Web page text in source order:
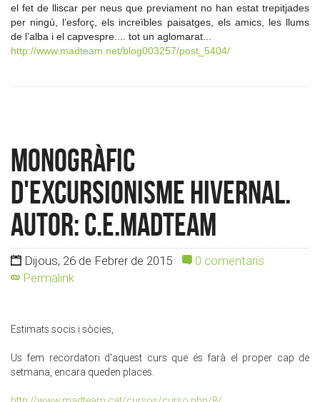
el fet de lliscar per neus que previament no han estat trepitjades
per ningú, l’esforç, els increïbles paisatges, els amics, les llums
de l’alba i el capvespre.... tot un aglomarat...
http://www.madteam.net/blog003257/post_5404/
Monogràfic
d'Excursionisme Hivernal.
Autor: c.e.madteam
Dijous, 26 de Febrer de 2015
0 comentaris
Permalink
Estimats socis i sòcies,
Us fem recordatori d'aquest curs que és farà el proper cap de
setmana, encara queden places.